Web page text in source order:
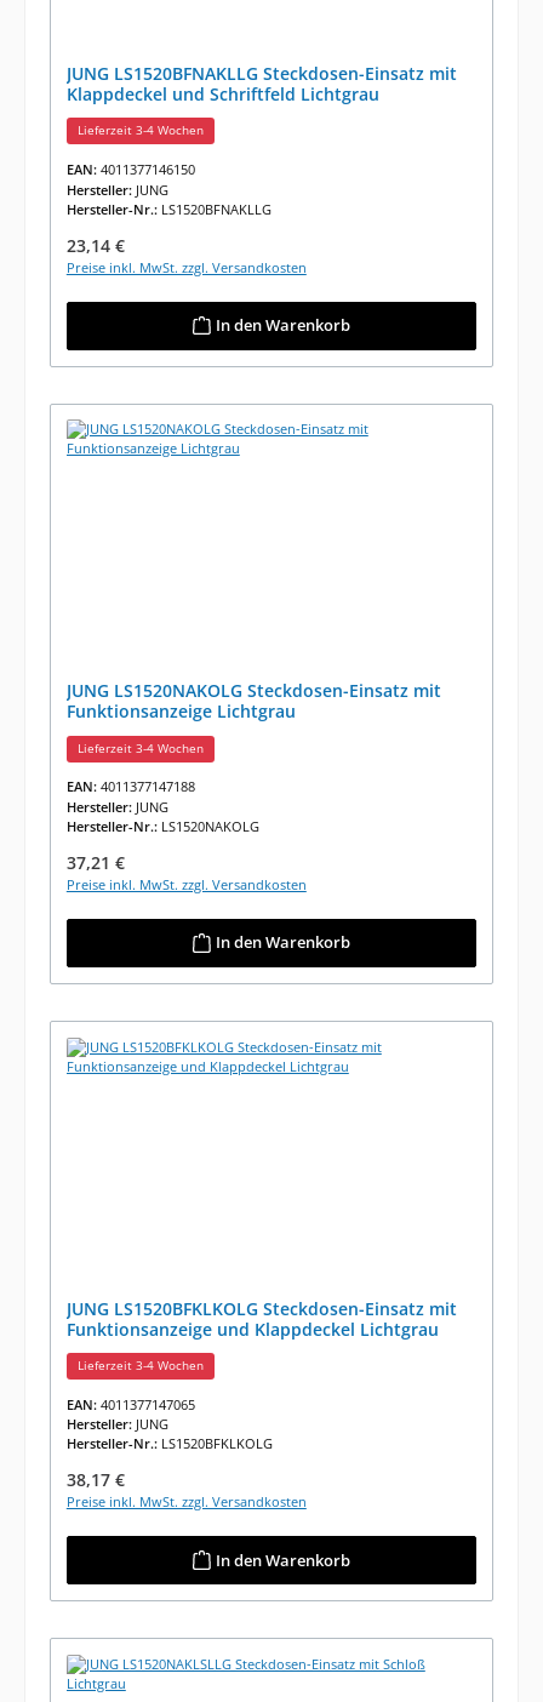
JUNG LS1520BFNAKLLG Steckdosen-Einsatz mit
Klappdeckel und Schriftfeld Lichtgrau
Lieferzeit 3-4 Wochen
EAN: 4011377146150
Hersteller: JUNG
Hersteller-Nr.: LS1520BFNAKLLG
Regulärer Preis:
23,14 €
Preise inkl. MwSt. zzgl. Versandkosten
In den Warenkorb
JUNG LS1520NAKOLG Steckdosen-Einsatz mit
Funktionsanzeige Lichtgrau
Lieferzeit 3-4 Wochen
EAN: 4011377147188
Hersteller: JUNG
Hersteller-Nr.: LS1520NAKOLG
Regulärer Preis:
37,21 €
Preise inkl. MwSt. zzgl. Versandkosten
In den Warenkorb
JUNG LS1520BFKLKOLG Steckdosen-Einsatz mit
Funktionsanzeige und Klappdeckel Lichtgrau
Lieferzeit 3-4 Wochen
EAN: 4011377147065
Hersteller: JUNG
Hersteller-Nr.: LS1520BFKLKOLG
Regulärer Preis:
38,17 €
Preise inkl. MwSt. zzgl. Versandkosten
In den Warenkorb